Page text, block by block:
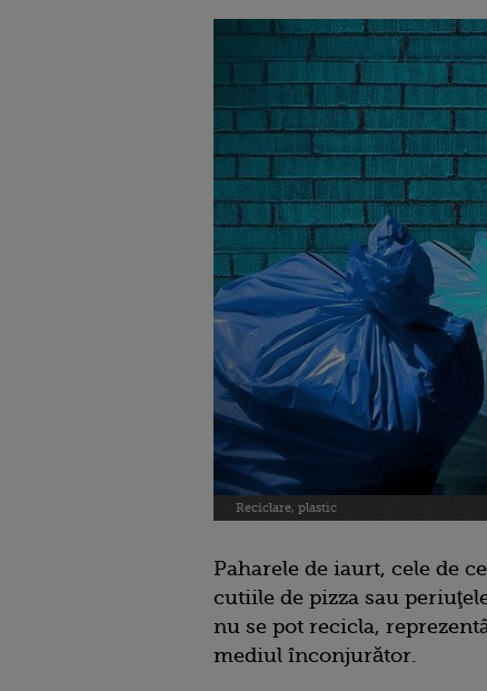
Reciclare, plastic
Paharele de iaurt, cele de
cutiile de pizza sau
nu se pot recicla,
mediul înconjurător.